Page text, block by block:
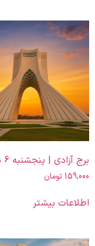
برج آزادی | پنجشنبه 6 شهریور
159,000تومان
اطلاعات بیشتر